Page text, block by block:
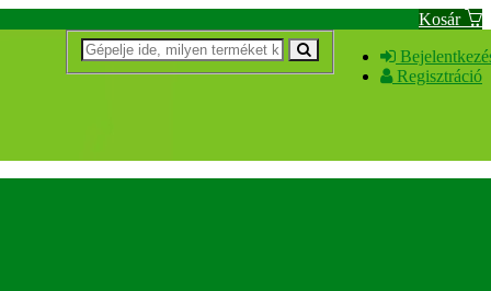
Kosár
Regisztráció